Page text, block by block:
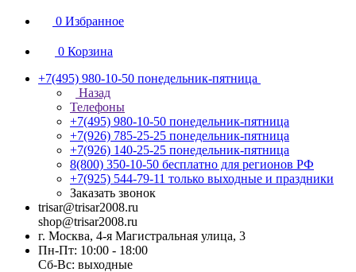
0 Избранное
0 Корзина
+7(495) 980-10-50 понедельник-пятница
Назад
Телефоны
+7(495) 980-10-50 понедельник-пятница
+7(926) 785-25-25 понедельник-пятница
+7(926) 140-25-25 понедельник-пятница
8(800) 350-10-50 бесплатно для регионов РФ
+7(925) 544-79-11 только выходные и праздники
Заказать звонок
trisar@trisar2008.ru
shop@trisar2008.ru
г. Москва, 4-я Магистральная улица, 3
Пн-Пт: 10:00 - 18:00
Сб-Вс: выходные